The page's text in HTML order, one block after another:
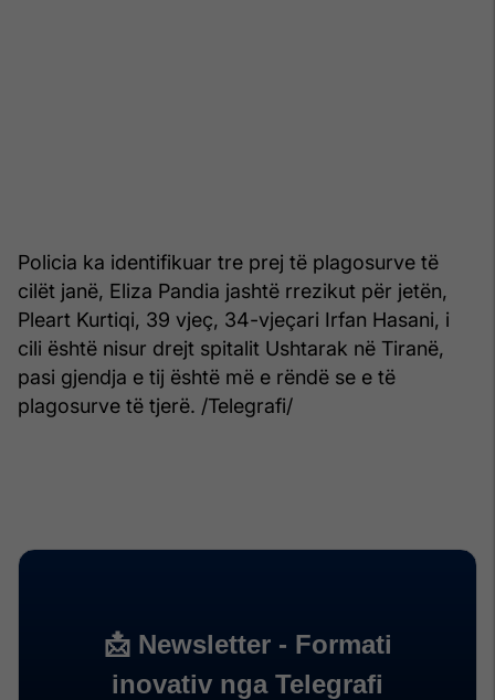
Policia ka identifikuar tre prej të plagosurve të
cilët janë, Eliza Pandia jashtë rrezikut për jetën,
Pleart Kurtiqi, 39 vjeç, 34-vjeçari Irfan Hasani, i
cili është nisur drejt spitalit Ushtarak në Tiranë,
pasi gjendja e tij është më e rëndë se e të
plagosurve të tjerë. /Telegrafi/